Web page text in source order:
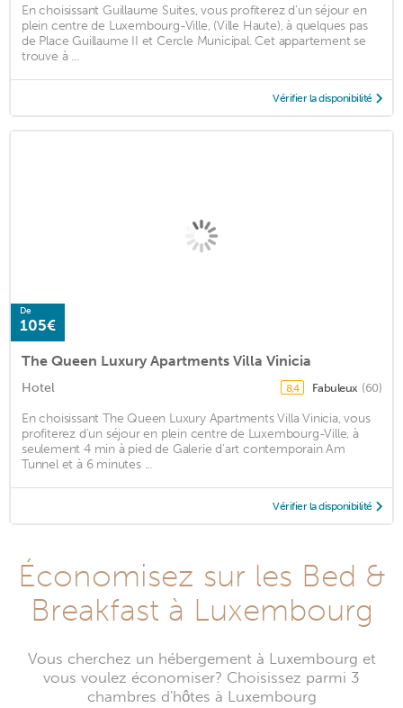
En choisissant Guillaume Suites, vous profiterez d'un séjour en
plein centre de Luxembourg-Ville, (Ville Haute), à quelques pas
de Place Guillaume II et Cercle Municipal. Cet appartement se
trouve à ...
Vérifier la disponibilité
De
105€
The Queen Luxury Apartments Villa Vinicia
Hotel 8,4 Fabuleux (60)
En choisissant The Queen Luxury Apartments Villa Vinicia, vous
profiterez d'un séjour en plein centre de Luxembourg-Ville, à
seulement 4 min à pied de Galerie d'art contemporain Am
Tunnel et à 6 minutes ...
Vérifier la disponibilité
Économisez sur les Bed &
Breakfast à Luxembourg
Vous cherchez un hébergement à Luxembourg et
vous voulez économiser? Choisissez parmi 3
chambres d'hôtes à Luxembourg